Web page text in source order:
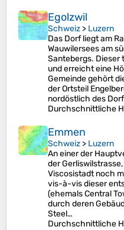
Egolzwil
Schweiz > Luzern
Das Dorf liegt am
Wauwilersees am
Santebergs. Dieser
und erreicht eine
Gemeinde gehört
der Ortsteil
nordöstlich des
Durchschnittliche
Emmen
Schweiz > Luzern
An einer der
der
Viscosistadt noch
vis-à-vis dieser
(ehemals Central
durch deren
Steel…
Durchschnittliche